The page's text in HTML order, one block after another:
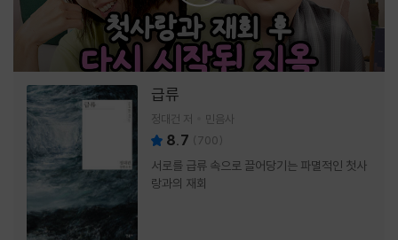
급류
정대건 저 민음사
8.7 (700)
서로를 급류 속으로 끌어당기는 파멸적인 첫사
랑과의 재회